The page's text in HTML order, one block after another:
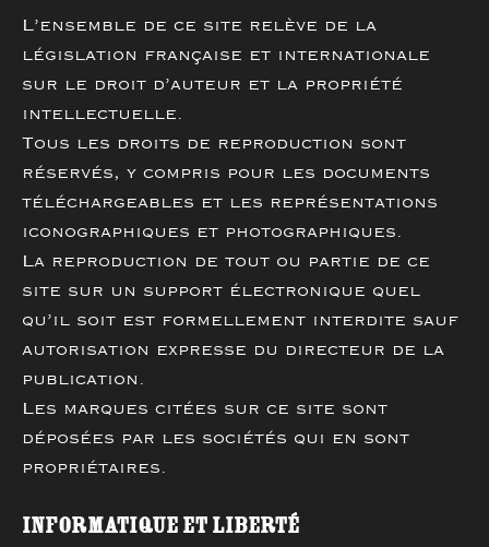
L’ensemble de ce site relève de la
législation française et internationale
sur le droit d’auteur et la propriété
intellectuelle.
Tous les droits de reproduction sont
réservés, y compris pour les documents
téléchargeables et les représentations
iconographiques et photographiques.
La reproduction de tout ou partie de ce
site sur un support électronique quel
qu’il soit est formellement interdite sauf
autorisation expresse du directeur de la
publication.
Les marques citées sur ce site sont
déposées par les sociétés qui en sont
propriétaires.
Informatique et Liberté